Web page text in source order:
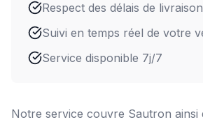
Respect des délais de livraison
Suivi en temps réel de votre
Service disponible 7j/7
Notre service couvre Sautron ainsi